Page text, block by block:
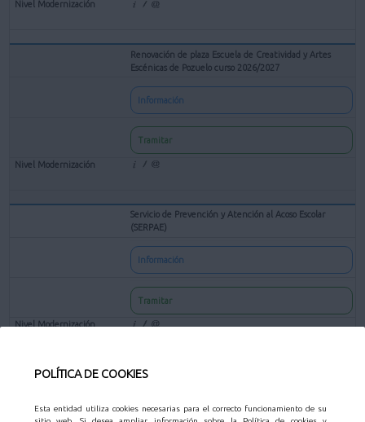
POLÍTICA DE COOKIES
Esta entidad utiliza cookies necesarias para el correcto funcionamiento de su
Renovación de plaza Escuela de Creatividad y Artes
Escénicas de Pozuelo curso 2026/2027
Información
Tramitar
Servicio de Prevención y Atención al Acoso Escolar
(SERPAE)
Información
Tramitar
Solicitud de preinscripción para Centros Escolares en las